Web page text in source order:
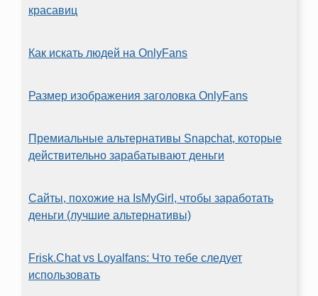
красавиц
Как искать людей на OnlyFans
Размер изображения заголовка OnlyFans
Премиальные альтернативы Snapchat, которые
действительно зарабатывают деньги
Сайты, похожие на IsMyGirl, чтобы заработать
деньги (лучшие альтернативы)
Frisk.Chat vs Loyalfans: Что тебе следует
использовать